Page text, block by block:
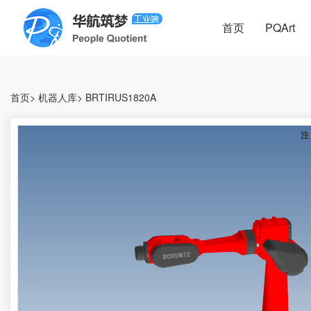
首页 PQArt
首页> 机器人库> BRTIRUS1820A